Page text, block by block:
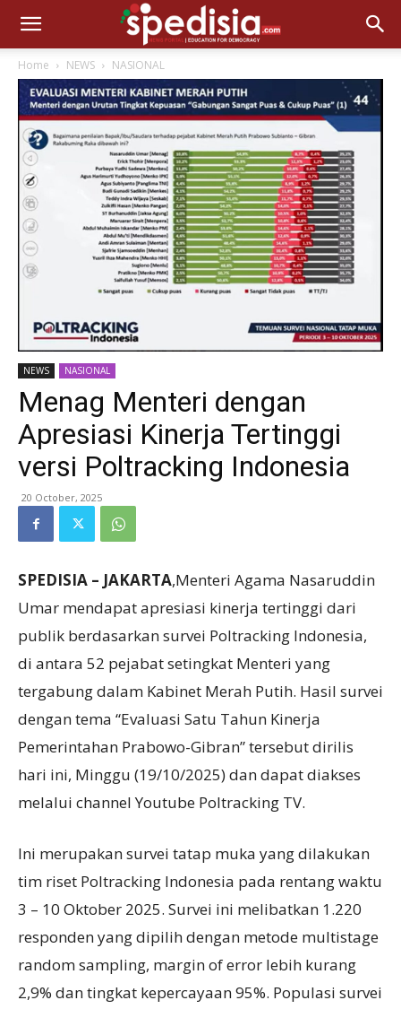
Home NEWS NASIONAL
NEWS NASIONAL
Menag Menteri dengan
Apresiasi Kinerja Tertinggi
versi Poltracking Indonesia
20 October, 2025
SPEDISIA – JAKARTA,Menteri Agama Nasaruddin
Umar mendapat apresiasi kinerja tertinggi dari
publik berdasarkan survei Poltracking Indonesia,
di antara 52 pejabat setingkat Menteri yang
tergabung dalam Kabinet Merah Putih. Hasil survei
dengan tema “Evaluasi Satu Tahun Kinerja
Pemerintahan Prabowo-Gibran” tersebut dirilis
hari ini, Minggu (19/10/2025) dan dapat diakses
melalui channel Youtube Poltracking TV.
Ini merupakan survei tatap muka yang dilakukan
tim riset Poltracking Indonesia pada rentang waktu
3 – 10 Oktober 2025. Survei ini melibatkan 1.220
responden yang dipilih dengan metode multistage
random sampling, margin of error lebih kurang
2,9% dan tingkat kepercayaan 95%. Populasi survei